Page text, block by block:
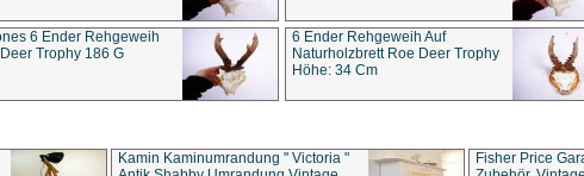
6 Ender Rehgeweih
Trophy 186 G
6 Ender Rehgeweih Auf
Naturholzbrett Roe Deer Trophy
Höhe: 34 Cm
Kamin Kaminumrandung " Victoria "
Fisher Price